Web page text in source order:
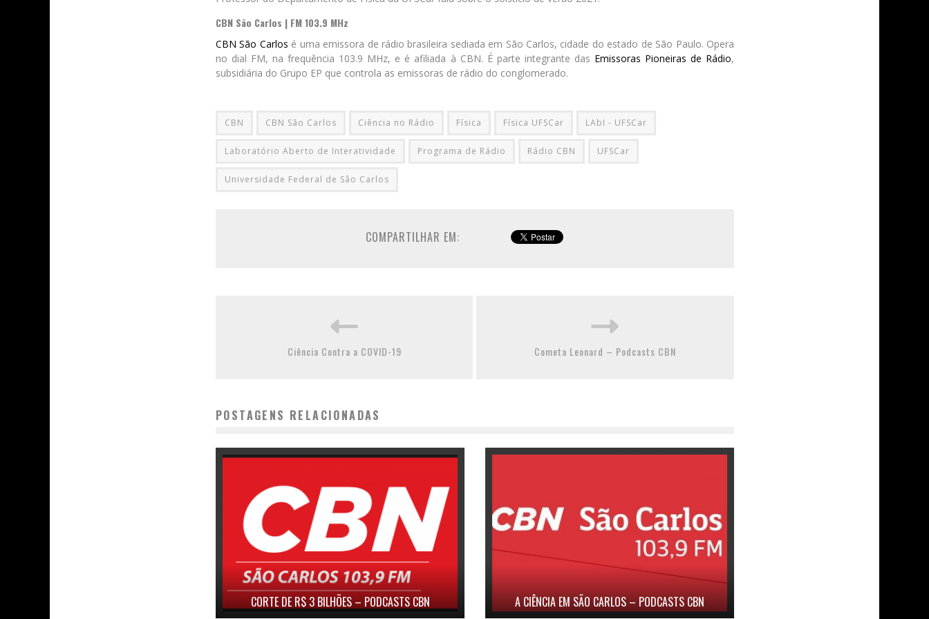
CBN São Carlos | FM 103.9 MHz
CBN São Carlos é uma emissora de rádio brasileira sediada em São Carlos, cidade do estado de São Paulo. Opera
no dial FM, na frequência 103.9 MHz, e é afiliada à CBN. É parte integrante das Emissoras Pioneiras de Rádio,
subsidiária do Grupo EP que controla as emissoras de rádio do conglomerado.
CBN CBN São Carlos Ciência no Rádio Física Física UFSCar LAbI - UFSCar
Laboratório Aberto de Interatividade Programa de Rádio Rádio CBN UFSCar
Universidade Federal de Sâo Carlos
COMPARTILHAR EM:
Ciência Contra a COVID-19 Cometa Leonard – Podcasts CBN
POSTAGENS RELACIONADAS
CORTE DE R$ 3 BILHÕES – PODCASTS CBN A CIÊNCIA EM SÃO CARLOS – PODCASTS CBN